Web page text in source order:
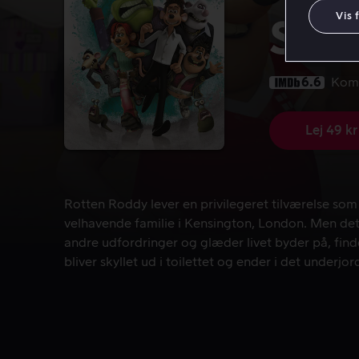
6.6
Lej 49 kr
Rotten Roddy lever en privilegeret tilværelse
Rotten Roddy lever en privilegeret tilværelse
velhavende familie i Kensington, London. Men
andre udfordringer og glæder livet byder på,
bliver skyllet ud i toilettet og ender i det
Vis